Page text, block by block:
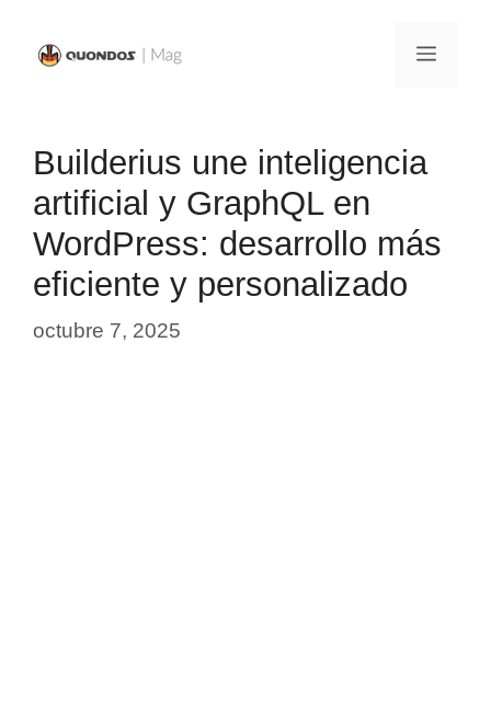
Menú
Builderius une inteligencia
artificial y GraphQL en
WordPress: desarrollo más
eficiente y personalizado
octubre 7, 2025